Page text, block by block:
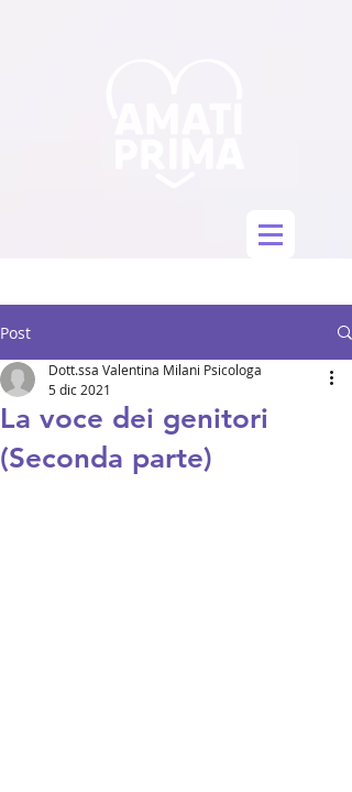
Post
La voce dei genitori
(Seconda parte)
Dott.ssa Valentina Milani Psicologa
5 dic 2021